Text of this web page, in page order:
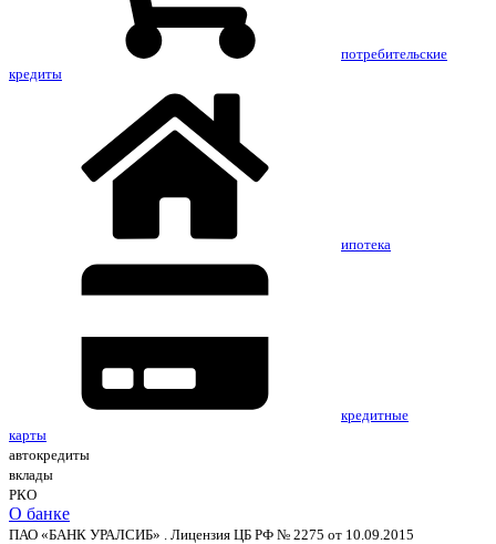
потребительские
кредиты
ипотека
кредитные
карты
автокредиты
вклады
РКО
О банке
ПАО «БАНК УРАЛСИБ» . Лицензия ЦБ РФ № 2275 от 10.09.2015